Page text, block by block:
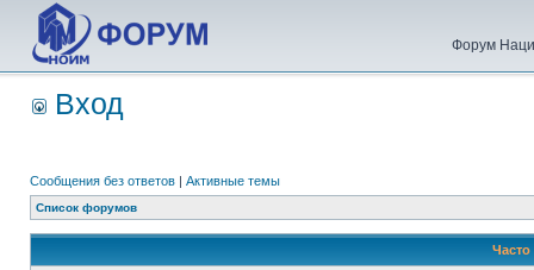
Форум
Вход
Сообщения без ответов | Активные темы
Список форумов